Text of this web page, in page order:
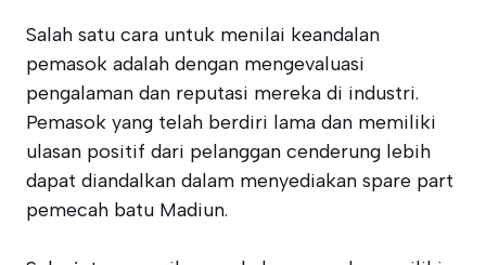
Salah satu cara untuk menilai keandalan
pemasok adalah dengan mengevaluasi
pengalaman dan reputasi mereka di industri.
Pemasok yang telah berdiri lama dan memiliki
ulasan positif dari pelanggan cenderung lebih
dapat diandalkan dalam menyediakan spare part
pemecah batu Madiun.